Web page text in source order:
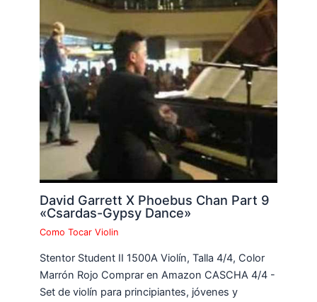
David Garrett X Phoebus Chan Part 9
«Csardas-Gypsy Dance»
Como Tocar Violin
Stentor Student II 1500A Violín, Talla 4/4, Color
Marrón Rojo Comprar en Amazon CASCHA 4/4 -
Set de violín para principiantes, jóvenes y